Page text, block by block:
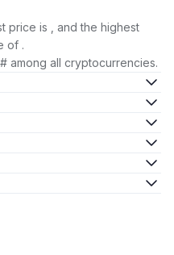
price is , and the highest
of .
among all cryptocurrencies.